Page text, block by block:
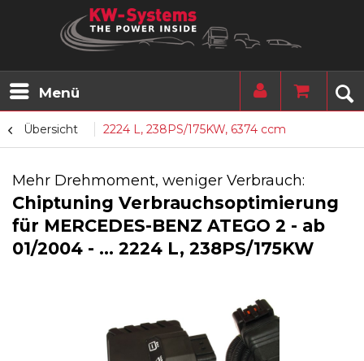
Menü
Übersicht 2224 L, 238PS/175KW, 6374 ccm
Mehr Drehmoment, weniger Verbrauch:
Chiptuning Verbrauchsoptimierung
für MERCEDES-BENZ ATEGO 2 - ab
01/2004 - ... 2224 L, 238PS/175KW